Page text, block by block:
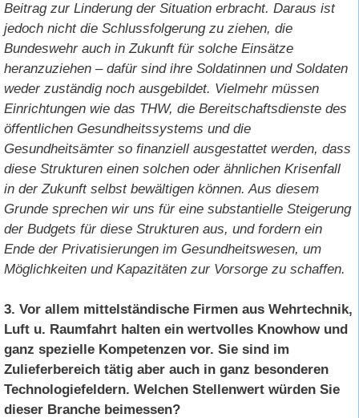
Beitrag zur Linderung der Situation erbracht. Daraus ist
jedoch nicht die Schlussfolgerung zu ziehen, die
Bundeswehr auch in Zukunft für solche Einsätze
heranzuziehen – dafür sind ihre Soldatinnen und Soldaten
weder zuständig noch ausgebildet. Vielmehr müssen
Einrichtungen wie das THW, die Bereitschaftsdienste des
öffentlichen Gesundheitssystems und die
Gesundheitsämter so finanziell ausgestattet werden, dass
diese Strukturen einen solchen oder ähnlichen Krisenfall
in der Zukunft selbst bewältigen können. Aus diesem
Grunde sprechen wir uns für eine substantielle Steigerung
der Budgets für diese Strukturen aus, und fordern ein
Ende der Privatisierungen im Gesundheitswesen, um
Möglichkeiten und Kapazitäten zur Vorsorge zu schaffen.
3. Vor allem mittelständische Firmen aus Wehrtechnik,
Luft u. Raumfahrt halten ein wertvolles Knowhow und
ganz spezielle Kompetenzen vor. Sie sind im
Zulieferbereich tätig aber auch in ganz besonderen
Technologiefeldern. Welchen Stellenwert würden Sie
dieser Branche beimessen?